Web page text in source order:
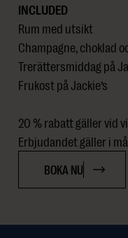
INCLUDED
Rum med utsikt
Champagne, choklad
Trerättersmiddag på
Frukost på Jackie’s
20 % rabatt gäller vid
Erbjudandet gäller i
BOKA NU